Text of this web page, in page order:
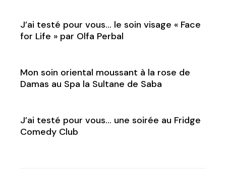
J’ai testé pour vous… le soin visage « Face
for Life » par Olfa Perbal
Mon soin oriental moussant à la rose de
Damas au Spa la Sultane de Saba
J’ai testé pour vous… une soirée au Fridge
Comedy Club